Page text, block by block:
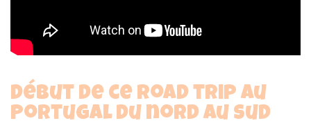
Début de ce road trip au
Portugal du nord au sud